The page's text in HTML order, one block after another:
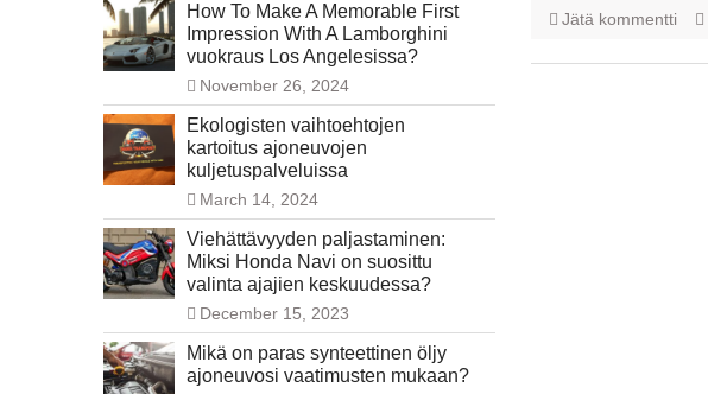
Jätä kommentti
How To Make A Memorable First
Impression With A Lamborghini
vuokraus Los Angelesissa?
November 26, 2024
Ekologisten vaihtoehtojen
kartoitus ajoneuvojen
kuljetuspalveluissa
March 14, 2024
Viehättävyyden paljastaminen:
Miksi Honda Navi on suosittu
valinta ajajien keskuudessa?
December 15, 2023
Mikä on paras synteettinen öljy
ajoneuvosi vaatimusten mukaan?